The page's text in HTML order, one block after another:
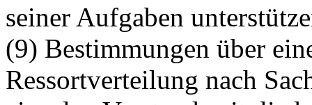
seiner Aufgaben
(9) Bestimmungen über
Ressortverteilung nach